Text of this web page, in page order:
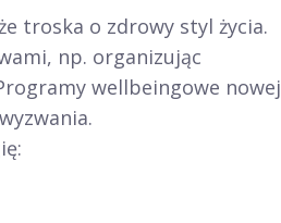
troska o zdrowy styl życia.
np. organizując
wellbeingowe nowej